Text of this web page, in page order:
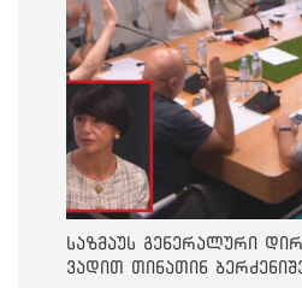
საზმაუს გენერალური
ვადით თინათინ